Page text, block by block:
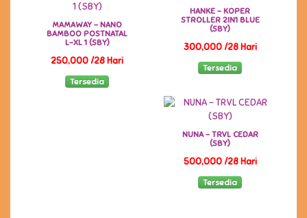
MAMAWAY - NANO
BAMBOO POSTNATAL
L-XL 1 (SBY)
250,000 /28 Hari
Tersedia
HANKE - KOPER
STROLLER 2IN1 BLUE
(SBY)
300,000 /28 Hari
Tersedia
NUNA - TRVL CEDAR
(SBY)
500,000 /28 Hari
Tersedia